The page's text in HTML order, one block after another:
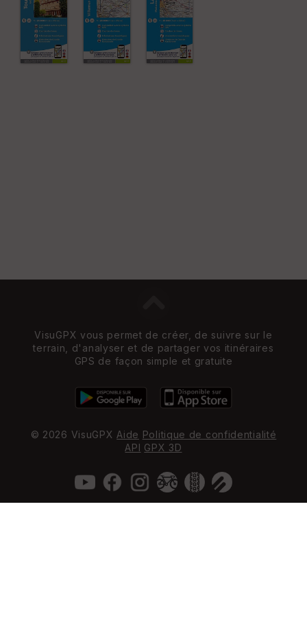
VisuGPX vous permet de créer, de suivre sur le
terrain, d'analyser et de partager vos itinéraires
GPS de façon simple et gratuite
© 2026 VisuGPX Aide Politique de confidentialité
API GPX 3D